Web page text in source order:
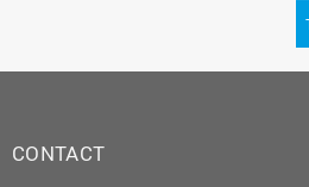
CONTACT